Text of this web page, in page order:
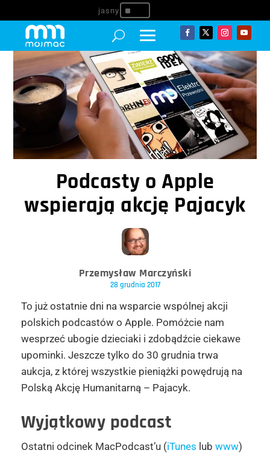
^
Podcasty o Apple
wspierają akcję Pajacyk
Przemysław Marczyński
28 grudnia 2017
To już ostatnie dni na wsparcie wspólnej akcji
polskich podcastów o Apple. Pomóżcie nam
wesprzeć ubogie dzieciaki i zdobądźcie ciekawe
upominki. Jeszcze tylko do 30 grudnia trwa
aukcja, z której wszystkie pieniążki powędrują na
Polską Akcję Humanitarną – Pajacyk.
Wyjątkowy podcast
Ostatni odcinek MacPodcast’u (iTunes lub www)